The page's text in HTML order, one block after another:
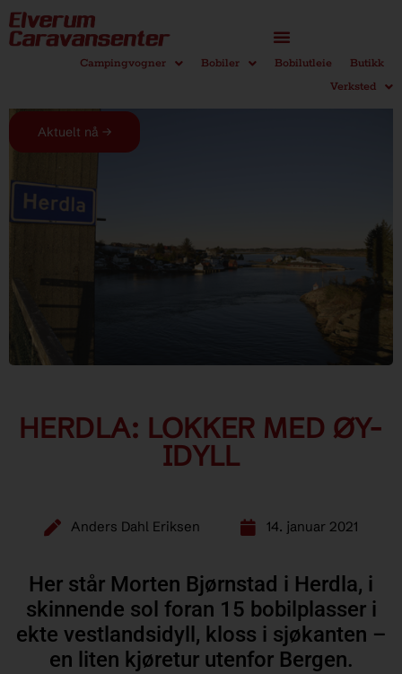
Campingvogner Bobiler Bobilutleie
Butikk
Verksted
Aktuelt nå →
HERDLA: LOKKER MED ØY-
IDYLL
Anders Dahl Eriksen 14. januar 2021
Her står Morten Bjørnstad i Herdla, i
skinnende sol foran 15 bobilplasser i
ekte vestlandsidyll, kloss i sjøkanten –
en liten kjøretur utenfor Bergen.